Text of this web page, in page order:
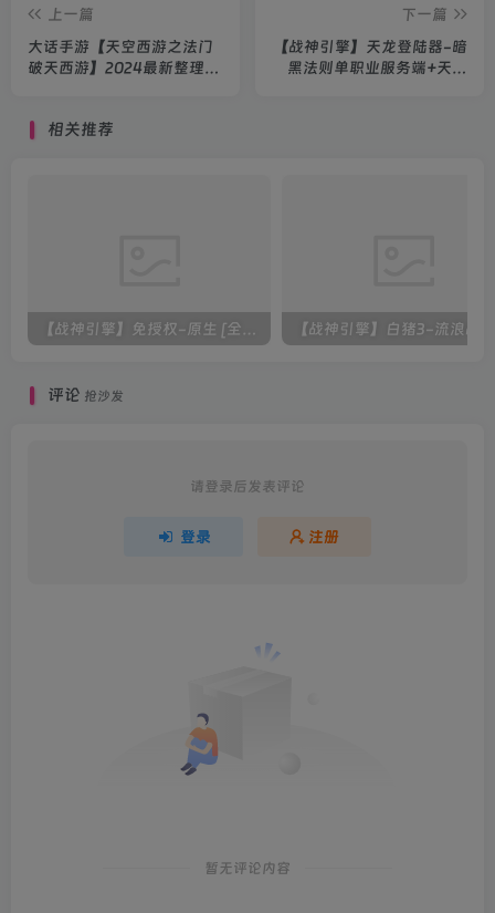
上一篇
大话手游【天空西游之法门
破天西游】2024最新整理
下一篇
【战神引擎】天龙登陆器-暗
黑法则单职业服务端+天命
相关推荐
【战神引擎】免授权-原生 [全屏自动拾取] 插件 + 配置教程（更新修复版，具体自测）
评论 抢沙发
请登录后发表评论
登录 注册
暂无评论内容